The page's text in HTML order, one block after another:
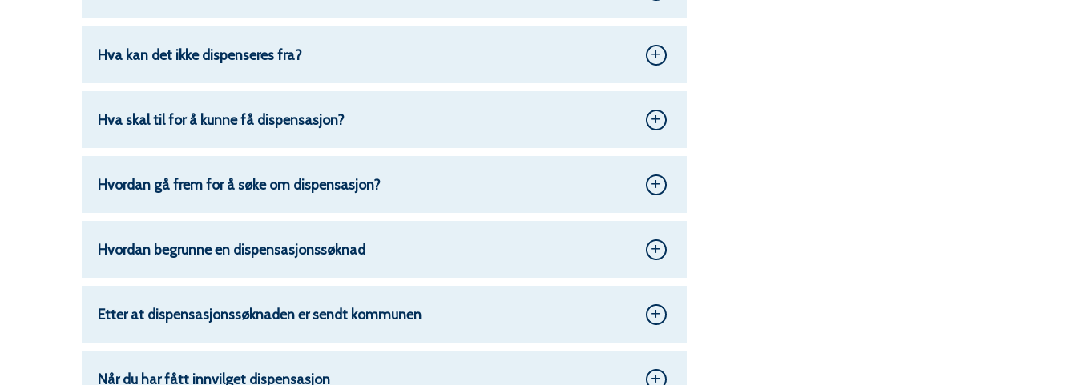
Hva kan det ikke dispenseres fra?
Hva skal til for å kunne få dispensasjon?
Hvordan gå frem for å søke om dispensasjon?
Hvordan begrunne en dispensasjonssøknad
Etter at dispensasjonssøknaden er sendt kommunen
Når du har fått innvilget dispensasjon